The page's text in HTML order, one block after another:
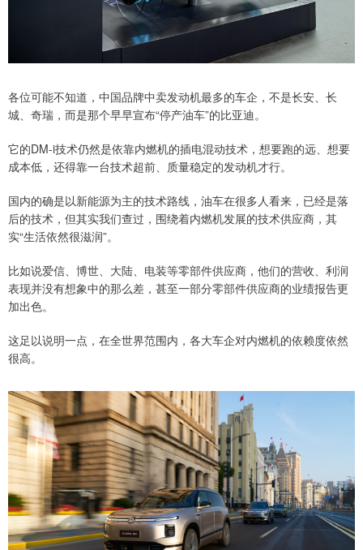
各位可能不知道，中国品牌中卖发动机最多的车企，不是长安、长
城、奇瑞，而是那个早早宣布“停产油车”的比亚迪。
它的DM-i技术仍然是依靠内燃机的插电混动技术，想要跑的远、想要
成本低，还得靠一台技术超前、质量稳定的发动机才行。
国内的确是以新能源为主的技术路线，油车在很多人看来，已经是落
后的技术，但其实我们查过，围绕着内燃机发展的技术供应商，其
实“生活依然很滋润”。
比如说爱信、博世、大陆、电装等零部件供应商，他们的营收、利润
表现并没有想象中的那么差，甚至一部分零部件供应商的业绩报告更
加出色。
这足以说明一点，在全世界范围内，各大车企对内燃机的依赖度依然
很高。